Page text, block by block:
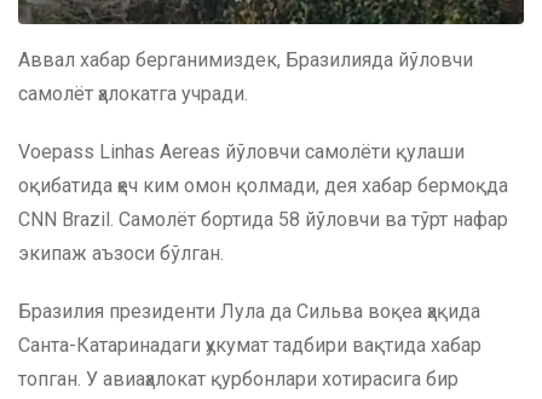
Аввал хабар берганимиздек, Бразилияда йўловчи
самолёт ҳалокатга учради.
Voepass Linhas Aereas йўловчи самолёти қулаши
оқибатида ҳеч ким омон қолмади, дея хабар бермоқда
CNN Brazil. Самолёт бортида 58 йўловчи ва тўрт нафар
экипаж аъзоси бўлган.
Бразилия президенти Лула да Сильва воқеа ҳақида
Санта-Катаринадаги ҳукумат тадбири вақтида хабар
топган. У авиаҳалокат қурбонлари хотирасига бир